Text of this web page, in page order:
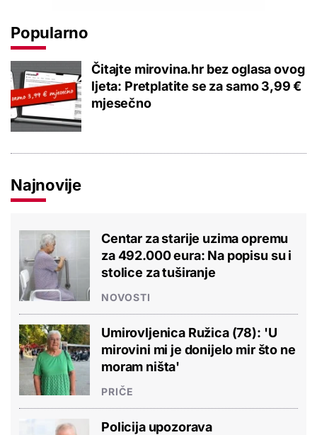
Popularno
Čitajte mirovina.hr bez oglasa ovog
ljeta: Pretplatite se za samo 3,99 €
mjesečno
Najnovije
Centar za starije uzima opremu
za 492.000 eura: Na popisu su i
stolice za tuširanje
NOVOSTI
Umirovljenica Ružica (78): 'U
mirovini mi je donijelo mir što ne
moram ništa'
PRIČE
Policija upozorava